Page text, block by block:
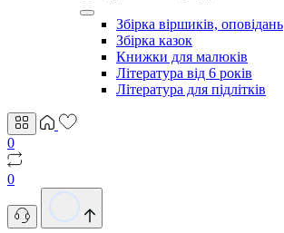
Збірка віршиків, оповідань
Збірка казок
Книжки для малюків
Література від 6 років
Література для підлітків
0
0